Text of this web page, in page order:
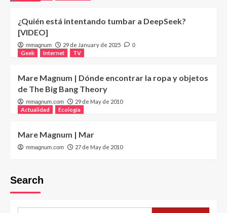
¿Quién está intentando tumbar a DeepSeek?
[VIDEO]
mmagnum 29 de January de 2025 0
Geek Internet TV
Mare Magnum | Dónde encontrar la ropa y objetos
de The Big Bang Theory
mmagnum.com
29 de May de 2010
Actualidad
Ecología
Mare Magnum | Mar
mmagnum.com 27 de May de 2010
Search